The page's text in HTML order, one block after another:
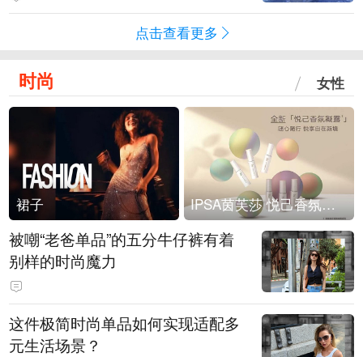
点击查看更多
时尚 女性
裙子 IPSA茵芙莎 悦己香氛凝露上市
被嘲“老爸单品”的五分牛仔裤有着
别样的时尚魔力
这件极简时尚单品如何实现适配多
元生活场景？